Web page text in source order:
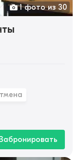
1 фото из 30